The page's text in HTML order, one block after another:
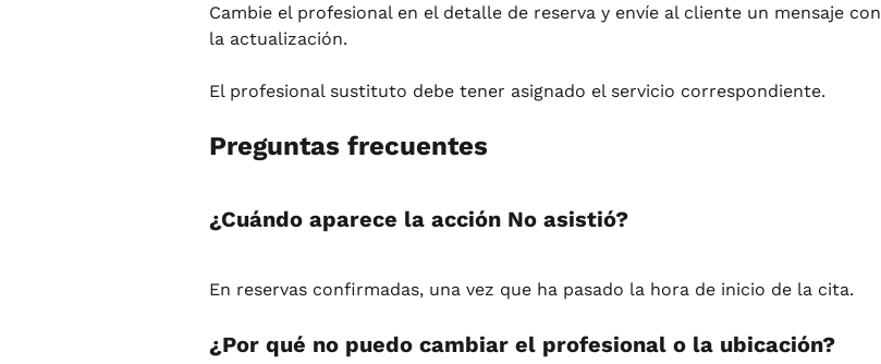
Cambie el profesional en el detalle de reserva y envíe al cliente un mensaje con
la actualización.
El profesional sustituto debe tener asignado el servicio correspondiente.
Preguntas frecuentes
¿Cuándo aparece la acción No asistió?
En reservas confirmadas, una vez que ha pasado la hora de inicio de la cita.
¿Por qué no puedo cambiar el profesional o la ubicación?